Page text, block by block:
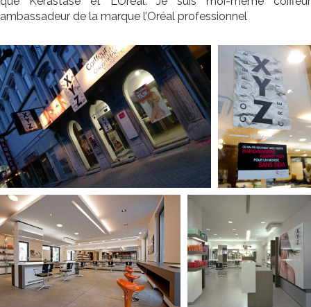
ambassadeur de la marque l’Oréal professionnel